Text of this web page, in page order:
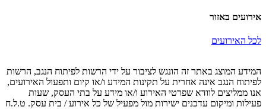
אירועים באזור
לכל האירועים
המידע המוצג באתר זה הונגש לציבור על ידי הרשות לפיתוח הנגב, הרשות
לפיתוח הנגב אינה אחרית על תקינות המידע ו/או קיום ותפעול האירועים,
אנו ממליצים לוודא שפרטי האירוע ו/או מידע על בתי העסק, שעות
פעילות ומיקום עדכנים ישירות מול מפעיל של כל אירוע / בית עסק. ט.ל.ח